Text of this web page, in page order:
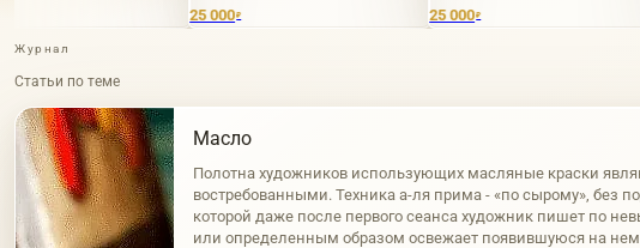
Журнал
Статьи по теме
Масло
Полотна художников использующих масляные краски
востребованными. Техника а-ля прима - «по сырому», без
которой даже после первого сеанса художник пишет по
или определенным образом освежает появившуюся на